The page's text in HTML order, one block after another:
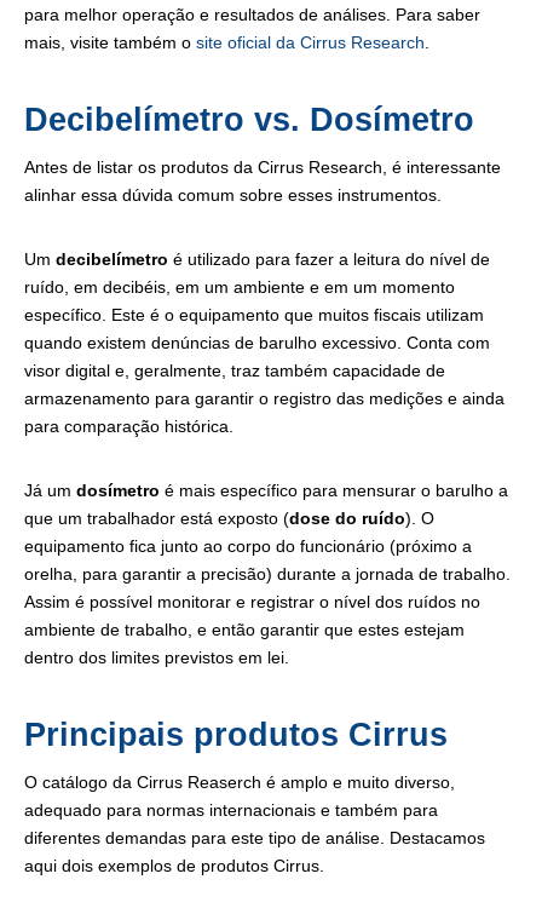
para melhor operação e resultados de análises. Para saber
mais, visite também o site oficial da Cirrus Research.
Decibelímetro vs. Dosímetro
Antes de listar os produtos da Cirrus Research, é interessante
alinhar essa dúvida comum sobre esses instrumentos.
Um decibelímetro é utilizado para fazer a leitura do nível de
ruído, em decibéis, em um ambiente e em um momento
específico. Este é o equipamento que muitos fiscais utilizam
quando existem denúncias de barulho excessivo. Conta com
visor digital e, geralmente, traz também capacidade de
armazenamento para garantir o registro das medições e ainda
para comparação histórica.
Já um dosímetro é mais específico para mensurar o barulho a
que um trabalhador está exposto (dose do ruído). O
equipamento fica junto ao corpo do funcionário (próximo a
orelha, para garantir a precisão) durante a jornada de trabalho.
Assim é possível monitorar e registrar o nível dos ruídos no
ambiente de trabalho, e então garantir que estes estejam
dentro dos limites previstos em lei.
Principais produtos Cirrus
O catálogo da Cirrus Reaserch é amplo e muito diverso,
adequado para normas internacionais e também para
diferentes demandas para este tipo de análise. Destacamos
aqui dois exemplos de produtos Cirrus.